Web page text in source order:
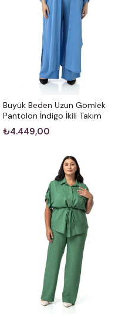
Büyük Beden Uzun Gömlek
Pantolon İndigo İkili Takım
₺4.449,00